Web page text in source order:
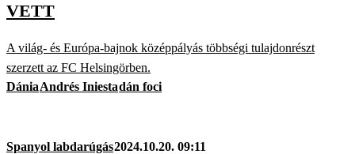
VETT
A világ- és Európa-bajnok középpályás többségi tulajdonrészt
szerzett az FC Helsingörben.
DániaAndrés Iniestadán foci
Spanyol labdarúgás2024.10.20. 09:11